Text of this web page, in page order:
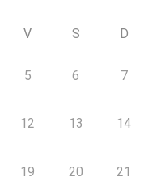
V S D
5 6 7
12 13 14
19 20 21